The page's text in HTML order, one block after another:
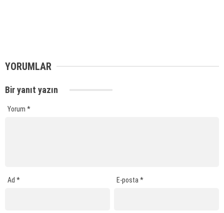
YORUMLAR
Bir yanıt yazın
Yorum *
Ad * E-posta*